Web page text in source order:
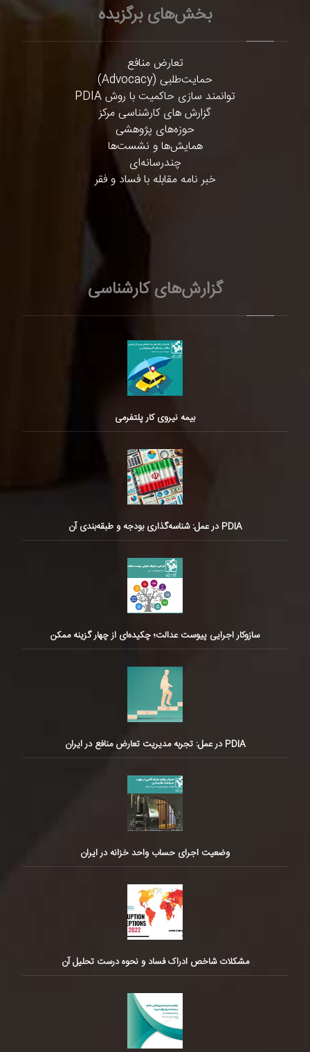
بخش‌های برگزیده
تعارض منافع
حمایت‌طلبی (Advocacy)
توانمند سازی حاکمیت با روش PDIA
گزارش های کارشناسی مرکز
حوزه‌های پژوهشی
همایش‌ها و نشست‌ها
چندرسانه‌ای
خبر نامه مقابله با فساد و فقر
گزارش‌های کارشناسی
بیمه نیروی کار پلتفرمی
PDIA در عمل: شناسه‌گذاری بودجه و طبقه‌بندی آن
سازوکار اجرایی پیوست عدالت؛ چکیده‌ای از چهار گزینه ممکن
PDIA در عمل: تجربه مدیریت تعارض منافع در ایران
وضعیت اجرای حساب واحد خزانه در ایران
مشکلات شاخص ادراک فساد و نحوه درست تحلیل آن